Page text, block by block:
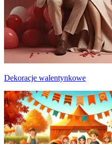
Dekoracje walentynkowe